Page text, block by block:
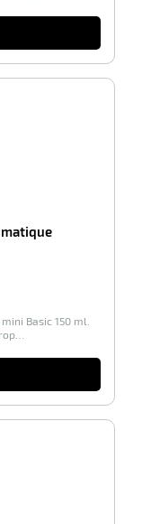
Basic 150 ml.